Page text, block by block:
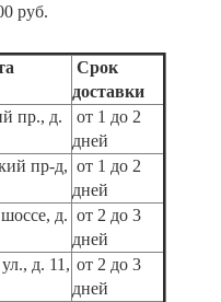
руб.
Срок
доставки
пр., д.
от 1 до 2
дней
пр-д, от 1 до 2
дней
д. от 2 до 3
дней
д. 11, от 2 до 3
дней